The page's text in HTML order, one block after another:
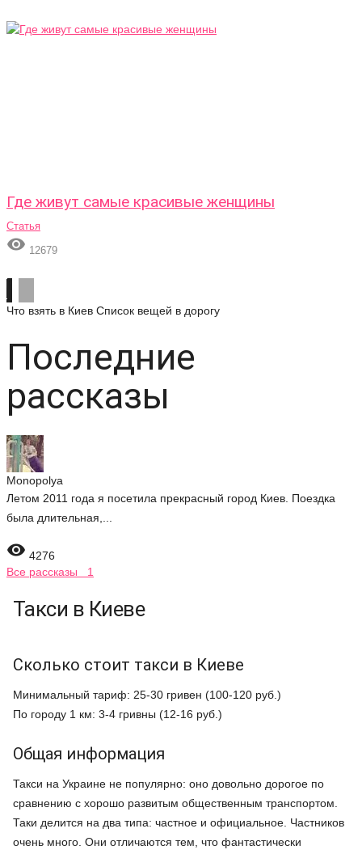
Где живут самые красивые женщины
Статья
 12679
Что взять в Киев Список вещей в дорогу
Последние
рассказы
Monopolya
Летом 2011 года я посетила прекрасный город Киев. Поездка
была длительная,...
 4276
Все рассказы 1
Такси в Киеве
Сколько стоит такси в Киеве
Минимальный тариф: 25-30 гривен (100-120 руб.)
По городу 1 км: 3-4 гривны (12-16 руб.)
Общая информация
Такси на Украине не популярно: оно довольно дорогое по
сравнению с хорошо развитым общественным транспортом.
Таки делится на два типа: частное и официальное. Частников
очень много. Они отличаются тем, что фантастически